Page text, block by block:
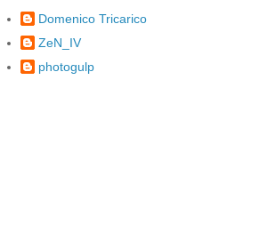
Domenico Tricarico
ZeN_IV
photogulp